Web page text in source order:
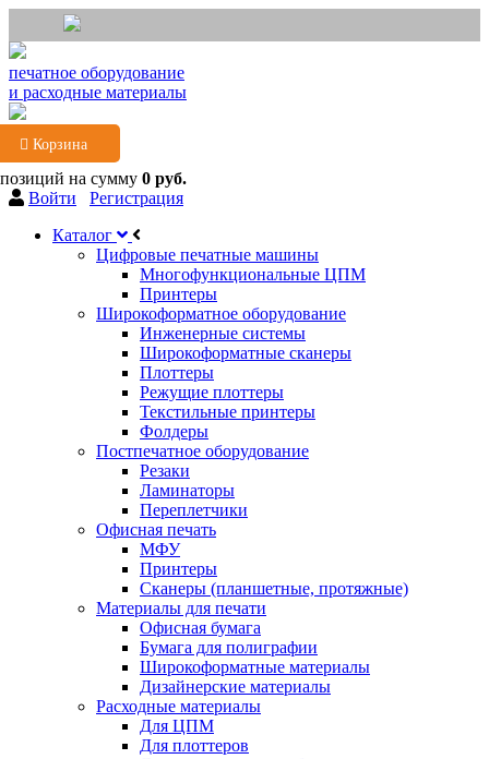
печатное оборудование
и расходные материалы
Корзина
на сумму 0 руб.
Войти
Регистрация
Каталог
Цифровые печатные машины
Многофункциональные ЦПМ
Принтеры
Широкоформатное оборудование
Инженерные системы
Широкоформатные сканеры
Плоттеры
Режущие плоттеры
Текстильные принтеры
Фолдеры
Постпечатное оборудование
Резаки
Ламинаторы
Переплетчики
Офисная печать
МФУ
Принтеры
Сканеры (планшетные, протяжные)
Материалы для печати
Офисная бумага
Бумага для полиграфии
Широкоформатные материалы
Дизайнерские материалы
Расходные материалы
Для ЦПМ
Для плоттеров